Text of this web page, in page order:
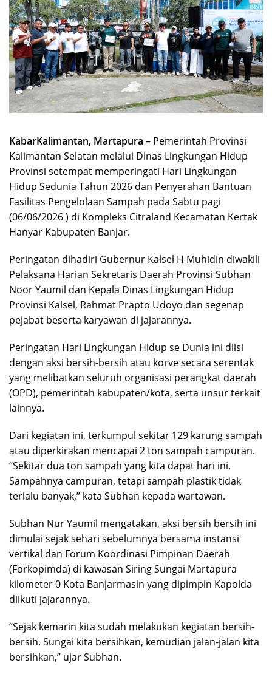
KabarKalimantan, Martapura – Pemerintah Provinsi
Kalimantan Selatan melalui Dinas Lingkungan Hidup
Provinsi setempat memperingati Hari Lingkungan
Hidup Sedunia Tahun 2026 dan Penyerahan Bantuan
Fasilitas Pengelolaan Sampah pada Sabtu pagi
(06/06/2026 ) di Kompleks Citraland Kecamatan Kertak
Hanyar Kabupaten Banjar.
Peringatan dihadiri Gubernur Kalsel H Muhidin diwakili
Pelaksana Harian Sekretaris Daerah Provinsi Subhan
Noor Yaumil dan Kepala Dinas Lingkungan Hidup
Provinsi Kalsel, Rahmat Prapto Udoyo dan segenap
pejabat beserta karyawan di jajarannya.
Peringatan Hari Lingkungan Hidup se Dunia ini diisi
dengan aksi bersih-bersih atau korve secara serentak
yang melibatkan seluruh organisasi perangkat daerah
(OPD), pemerintah kabupaten/kota, serta unsur terkait
lainnya.
Dari kegiatan ini, terkumpul sekitar 129 karung sampah
atau diperkirakan mencapai 2 ton sampah campuran.
“Sekitar dua ton sampah yang kita dapat hari ini.
Sampahnya campuran, tetapi sampah plastik tidak
terlalu banyak,” kata Subhan kepada wartawan.
Subhan Nur Yaumil mengatakan, aksi bersih bersih ini
dimulai sejak sehari sebelumnya bersama instansi
vertikal dan Forum Koordinasi Pimpinan Daerah
(Forkopimda) di kawasan Siring Sungai Martapura
kilometer 0 Kota Banjarmasin yang dipimpin Kapolda
diikuti jajarannya.
“Sejak kemarin kita sudah melakukan kegiatan bersih-
bersih. Sungai kita bersihkan, kemudian jalan-jalan kita
bersihkan,” ujar Subhan.